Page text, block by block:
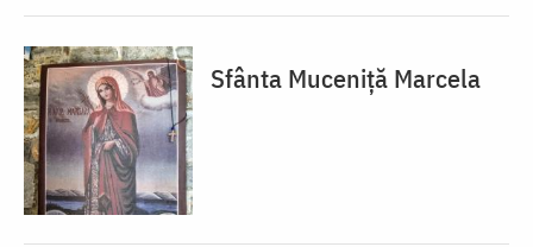
Sfânta Muceniță Marcela